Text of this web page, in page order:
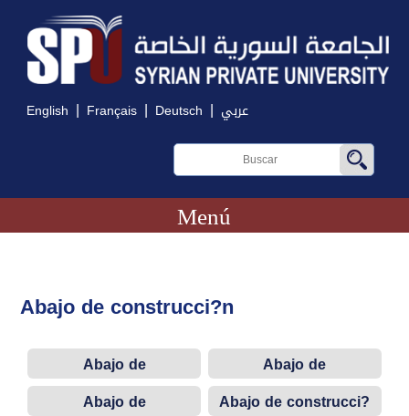
English | Français | Deutsch | عربي
Menú
Abajo de construcci?n
Abajo de
construcción
Abajo de
construcción
Abajo de
Abajo de construcci?